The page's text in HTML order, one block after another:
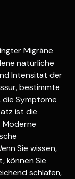
Migräne
natürliche
Intensität der
bestimmte
die Symptome
ist die
Moderne
Sie wissen,
können Sie
schlafen,